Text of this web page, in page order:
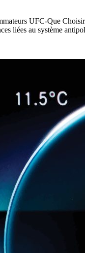
UFC-Que
liées au système